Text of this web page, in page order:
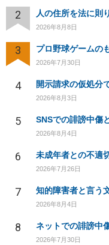
2 人の住所を法に則
2026年8月8日
3 プロ野球ゲームの
2026年7月30日
4
2026年8月3日
5 SNSでの誹謗中傷
2026年8月4日
6 未成年者との不適
2026年7月26日
7
2026年8月4日
8
2026年7月30日